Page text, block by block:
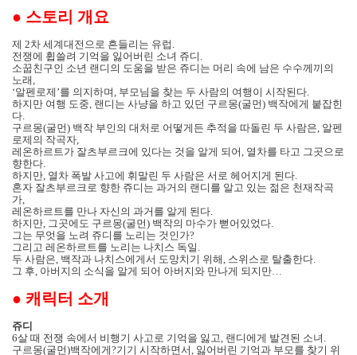
● 스토리 개요
제 2차 세계대전으로 흔들리는 유럽 .
전쟁에 휩쓸려 기억을 잃어버린 소녀 쥬디 .
소꿉친구인 소년 랜디의 도움을 받은 쥬디는 머리 속에 남은 수수께끼의
노래,
‘알펜로제’를 의지하며, 부모님을 찾는 두 사람의 여행이 시작된다.
하지만 여행 도중, 랜디는 사냥을 하고 있던 구르몽(굴먼) 백작에게 붙잡힌
다.
구르몽(굴먼) 백작 부인의 대처로 어떻게든 추적을 따돌린 두 사람은, 알펜
로제의 작곡자,
레온하르트가 잘츠부르크에 있다는 것을 알게 되어, 열차를 타고 그곳으로
향한다.
하지만, 열차 폭발 사고에 휘말린 두 사람은 서로 헤어지게 된다.
혼자 잘츠부르크로 향한 쥬디는 과거의 랜디를 알고 있는 젊은 천재작곡
가,
레온하르트를 만나 자신의 과거를 알게 된다.
하지만, 그곳에도 구르몽(굴먼) 백작의 마수가 뻗어있었다.
그는 무엇을 노려 쥬디를 노리는 것인가?
그리고 레온하르트를 노리는 나치스 독일 .
두 사람은, 백작과 나치스에게서 도망치기 위해, 스위스로 탈출한다.
그 후, 아버지의 소식을 알게 되어 아버지와 만나게 되지만…
● 캐릭터 소개
쥬디
6살 때 전쟁 속에서 비행기 사고로 기억을 잃고, 랜디에게 발견된 소녀 .
구르몽(굴먼)백작에게?기기 시작하면서, 잃어버린 기억과 부모를 찾기 위